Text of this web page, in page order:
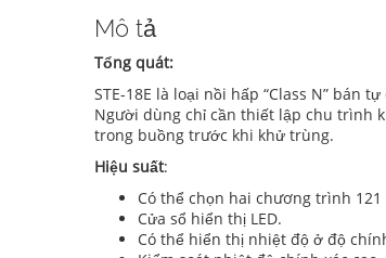
Mô tả
Tổng quát:
STE-18E là loại nồi hấp “Class N” bán
Người dùng chỉ cần thiết lập chu trình
trong buồng trước khi khử trùng.
Hiệu suất:
Có thể chọn hai chương trình 121
Cửa sổ hiển thị LED.
Có thể hiển thị nhiệt độ ở độ